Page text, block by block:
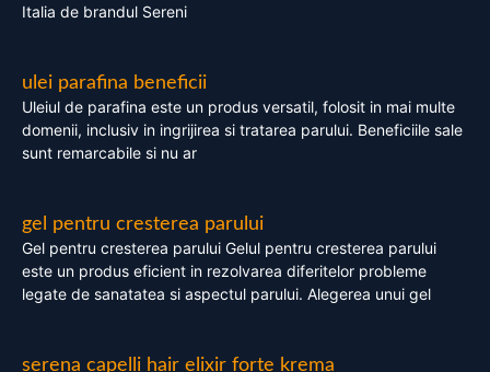
Italia de brandul Sereni
ulei parafina beneficii
Uleiul de parafina este un produs versatil, folosit in mai multe
domenii, inclusiv in ingrijirea si tratarea parului. Beneficiile sale
sunt remarcabile si nu ar
gel pentru cresterea parului
Gel pentru cresterea parului Gelul pentru cresterea parului
este un produs eficient in rezolvarea diferitelor probleme
legate de sanatatea si aspectul parului. Alegerea unui gel
serena capelli hair elixir forte krema